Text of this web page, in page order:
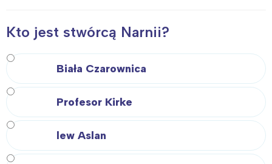
Kto jest stwórcą Narnii?
Biała Czarownica
Profesor Kirke
lew Aslan